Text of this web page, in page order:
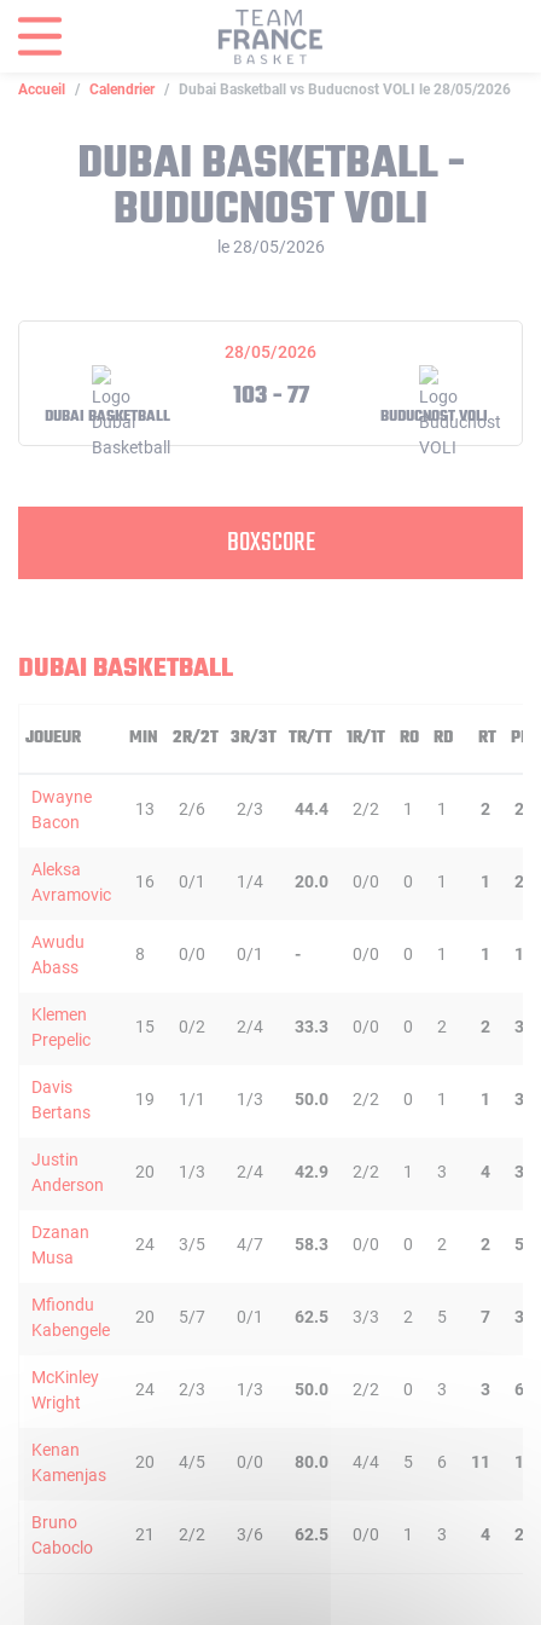
Accueil Calendrier Dubai Basketball vs Buducnost VOLI le 28/05/2026
DUBAI BASKETBALL -
BUDUCNOST VOLI
le 28/05/2026
28/05/2026
DUBAI BASKETBALL
103 - 77
BUDUCNOST VOLI
BOXSCORE
DUBAI BASKETBALL
JOUEUR MIN 2R/2T 3R/3T TR/TT 1R/1T RO RD RT PD
Dwayne
Bacon
13 2/6 2/3 44.4 2/2 1 1 2 2
Aleksa
Avramovic
16 0/1 1/4 20.0 0/0 0 1 1 2
Awudu
Abass
8 0/0 0/1 - 0/0 0 1 1 1
Klemen
Prepelic
15 0/2 2/4 33.3 0/0 0 2 2 3
Davis
Bertans
19 1/1 1/3 50.0 2/2 0 1 1 3
Justin
Anderson
20 1/3 2/4 42.9 2/2 1 3 4 3
Dzanan
Musa
24 3/5 4/7 58.3 0/0 0 2 2 5
Mfiondu
Kabengele
20 5/7 0/1 62.5 3/3 2 5 7 3
McKinley
Wright
24 2/3 1/3 50.0 2/2 0 3 3 6
Kenan
Kamenjas
20 4/5 0/0 80.0 4/4 5 6 11 1
Bruno
Caboclo
21 2/2 3/6 62.5 0/0 1 3 4 2
Panneau de gestion des cookies